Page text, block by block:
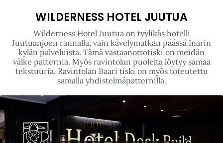
WILDERNESS HOTEL JUUTUA
Wilderness Hotel Juutua on tyylikäs hotelli
Juutuanjoen rannalla, vain kävelymatkan päässä Inarin
kylän palveluista. Tämä vastaanottotiski on meidän
välke patternia. Myös ravintolan puolelta löytyy samaa
tekstuuria. Ravintolan Baari tiski on myös toteutettu
samalla yhdistelmäpatternilla.